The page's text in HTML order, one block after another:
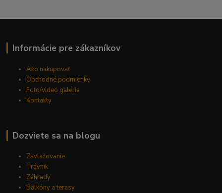
Informácie pre zákazníkov
Ako nakupovať
Obchodné podmienky
Foto/video galéria
Kontakty
Dozviete sa na blogu
Zavlažovanie
Trávnik
Záhrady
Balkóny a terasy